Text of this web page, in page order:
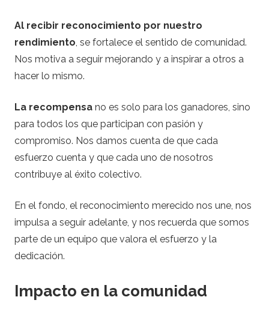
Al recibir reconocimiento por nuestro
rendimiento, se fortalece el sentido de comunidad.
Nos motiva a seguir mejorando y a inspirar a otros a
hacer lo mismo.
La recompensa no es solo para los ganadores, sino
para todos los que participan con pasión y
compromiso. Nos damos cuenta de que cada
esfuerzo cuenta y que cada uno de nosotros
contribuye al éxito colectivo.
En el fondo, el reconocimiento merecido nos une, nos
impulsa a seguir adelante, y nos recuerda que somos
parte de un equipo que valora el esfuerzo y la
dedicación.
Impacto en la comunidad